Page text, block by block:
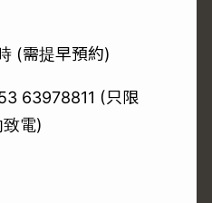
(需提早預約)
63978811 (只限
電)